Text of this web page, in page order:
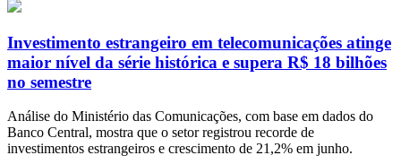
Investimento estrangeiro em telecomunicações atinge
maior nível da série histórica e supera R$ 18 bilhões
no semestre
Análise do Ministério das Comunicações, com base em dados do
Banco Central, mostra que o setor registrou recorde de
investimentos estrangeiros e crescimento de 21,2% em junho.